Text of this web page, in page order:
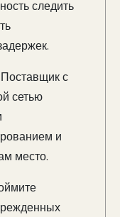
следить
Поставщик с
сетью
и
место.